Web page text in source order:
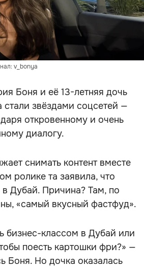
v_bonya
Боня и её 13-летняя дочь
звёздами соцсетей —
откровенному и очень
диалогу.
снимать контент вместе
ролике та заявила, что
в Дубай. Причина? Там, по
«самый вкусный фастфуд».
бизнес-классом в Дубай или
поесть картошки фри?» —
Боня. Но дочка оказалась